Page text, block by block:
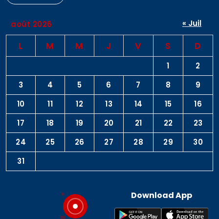
août 2026
L M M J V S D
1
2
3
4 5 6 7 8
9
10
11 12 13 14 15
16
17
18 19 20 21 22
23
24
25 26 27 28 29
30
31
« Juil
Download App